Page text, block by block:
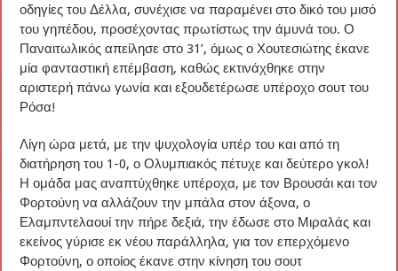
οδηγίες του Δέλλα, συνέχισε να παραμένει στο δικό του μισό
του γηπέδου, προσέχοντας πρωτίστως την άμυνά του. Ο
Παναιτωλικός απείλησε στο 31’, όμως ο Χουτεσιώτης έκανε
μία φανταστική επέμβαση, καθώς εκτινάχθηκε στην
αριστερή πάνω γωνία και εξουδετέρωσε υπέροχο σουτ του
Ρόσα!
Λίγη ώρα μετά, με την ψυχολογία υπέρ του και από τη
διατήρηση του 1-0, ο Ολυμπιακός πέτυχε και δεύτερο γκολ!
Η ομάδα μας αναπτύχθηκε υπέροχα, με τον Βρουσάι και τον
Φορτούνη να αλλάζουν την μπάλα στον άξονα, ο
Ελαμπντελαουί την πήρε δεξιά, την έδωσε στο Μιραλάς και
εκείνος γύρισε εκ νέου παράλληλα, για τον επερχόμενο
Φορτούνη, ο οποίος έκανε στην κίνηση του σουτ